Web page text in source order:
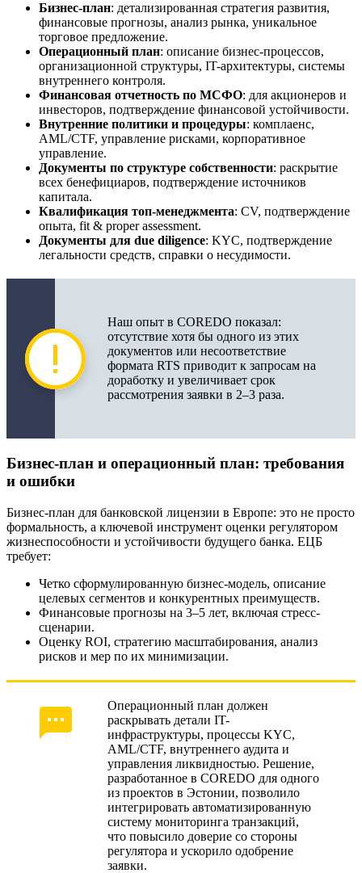
Бизнес-план: детализированная стратегия развития,
финансовые прогнозы, анализ рынка, уникальное
торговое предложение.
Операционный план: описание бизнес-процессов,
организационной структуры, IT-архитектуры, системы
внутреннего контроля.
Финансовая отчетность по МСФО: для акционеров и
инвесторов, подтверждение финансовой устойчивости.
Внутренние политики и процедуры: комплаенс,
AML/CTF, управление рисками, корпоративное
управление.
Документы по структуре собственности: раскрытие
всех бенефициаров, подтверждение источников
капитала.
Квалификация топ-менеджмента: CV, подтверждение
опыта, fit & proper assessment.
Документы для due diligence: KYC, подтверждение
легальности средств, справки о несудимости.
Наш опыт в COREDO показал:
отсутствие хотя бы одного из этих
документов или несоответствие
формата RTS приводит к запросам на
доработку и увеличивает срок
рассмотрения заявки в 2–3 раза.
Бизнес-план и операционный план: требования
и ошибки
Бизнес-план для банковской лицензии в Европе: это не просто
формальность, а ключевой инструмент оценки регулятором
жизнеспособности и устойчивости будущего банка. ЕЦБ
требует:
Четко сформулированную бизнес-модель, описание
целевых сегментов и конкурентных преимуществ.
Финансовые прогнозы на 3–5 лет, включая стресс-
сценарии.
Оценку ROI, стратегию масштабирования, анализ
рисков и мер по их минимизации.
Операционный план должен
раскрывать детали IT-
инфраструктуры, процессы KYC,
AML/CTF, внутреннего аудита и
управления ликвидностью. Решение,
разработанное в COREDO для одного
из проектов в Эстонии, позволило
интегрировать автоматизированную
систему мониторинга транзакций,
что повысило доверие со стороны
регулятора и ускорило одобрение
заявки.